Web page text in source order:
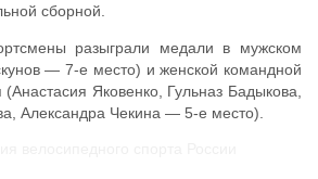
сборной.
разыграли медали в мужском
— 7-е место) и женской командной
Яковенко, Гульназ Бадыкова,
Александра Чекина — 5-е место).